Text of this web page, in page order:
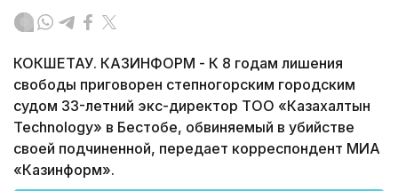
КОКШЕТАУ. КАЗИНФОРМ - К 8 годам лишения
свободы приговорен степногорским городским
судом 33-летний экс-директор ТОО «Казахалтын
Teсhnolоgy» в Бестобе, обвиняемый в убийстве
своей подчиненной, передает корреспондент МИА
«Казинформ».